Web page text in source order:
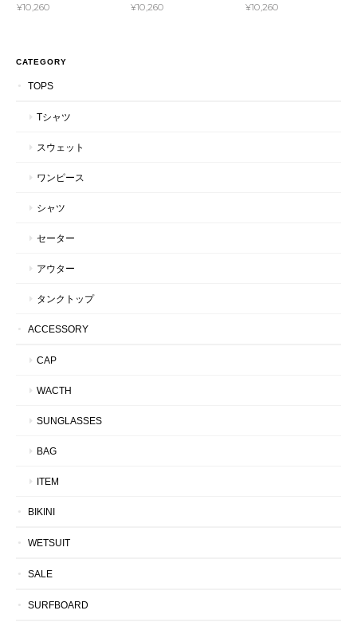
¥10,260 ¥10,260 ¥10,260
CATEGORY
TOPS
Tシャツ
スウェット
ワンピース
シャツ
セーター
アウター
タンクトップ
ACCESSORY
CAP
WACTH
SUNGLASSES
BAG
ITEM
BIKINI
WETSUIT
SALE
SURFBOARD